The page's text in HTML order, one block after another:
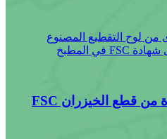
كيفية تحقيق أقصى استفادة من قطع الخيزران FSC